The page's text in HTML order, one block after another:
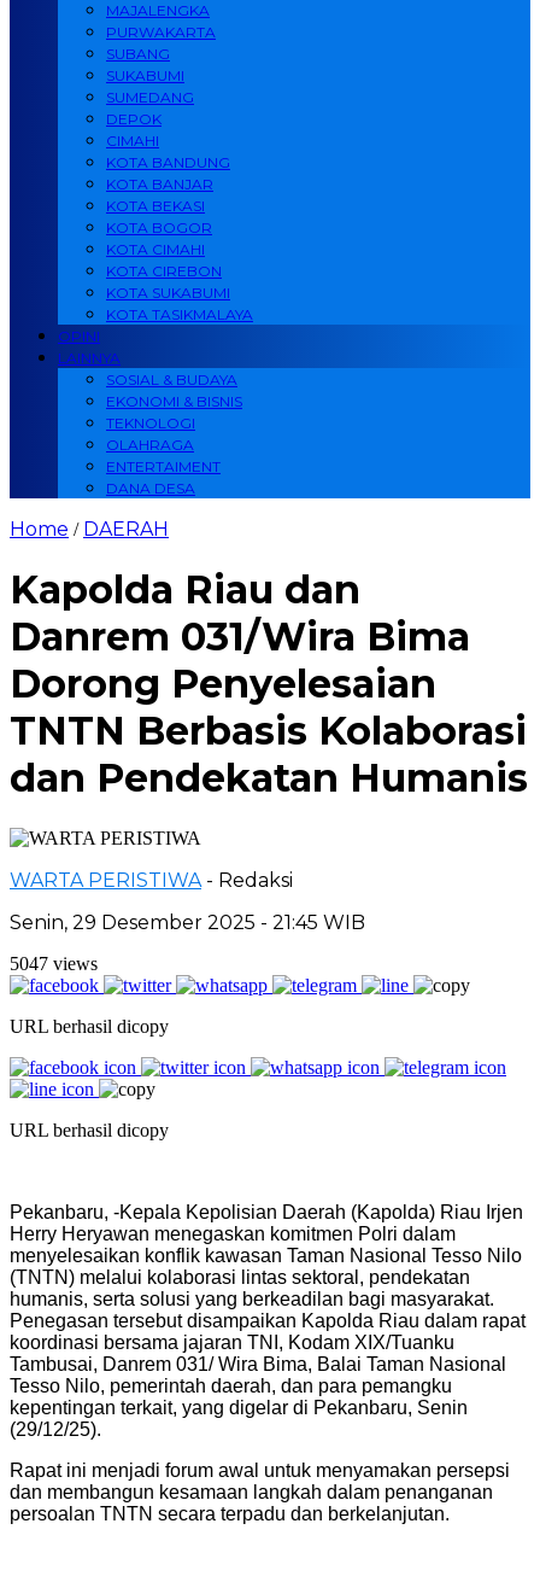
MAJALENGKA
PURWAKARTA
SUBANG
SUKABUMI
SUMEDANG
DEPOK
CIMAHI
KOTA BANDUNG
KOTA BANJAR
KOTA BEKASI
KOTA BOGOR
KOTA CIMAHI
KOTA CIREBON
KOTA SUKABUMI
KOTA TASIKMALAYA
OPINI
LAINNYA
SOSIAL & BUDAYA
EKONOMI & BISNIS
TEKNOLOGI
OLAHRAGA
ENTERTAIMENT
DANA DESA
Home / DAERAH
Kapolda Riau dan
Danrem 031/Wira Bima
Dorong Penyelesaian
TNTN Berbasis Kolaborasi
dan Pendekatan Humanis
WARTA PERISTIWA - Redaksi
Senin, 29 Desember 2025 - 21:45 WIB
5047 views
URL berhasil dicopy
URL berhasil dicopy
Pekanbaru, -Kepala Kepolisian Daerah (Kapolda) Riau Irjen
Herry Heryawan menegaskan komitmen Polri dalam
menyelesaikan konflik kawasan Taman Nasional Tesso Nilo
(TNTN) melalui kolaborasi lintas sektoral, pendekatan
humanis, serta solusi yang berkeadilan bagi masyarakat.
Penegasan tersebut disampaikan Kapolda Riau dalam rapat
koordinasi bersama jajaran TNI, Kodam XIX/Tuanku
Tambusai, Danrem 031/ Wira Bima, Balai Taman Nasional
Tesso Nilo, pemerintah daerah, dan para pemangku
kepentingan terkait, yang digelar di Pekanbaru, Senin
(29/12/25).
Rapat ini menjadi forum awal untuk menyamakan persepsi
dan membangun kesamaan langkah dalam penanganan
persoalan TNTN secara terpadu dan berkelanjutan.